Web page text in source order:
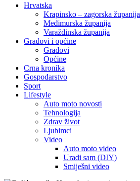
Hrvatska
Krapinsko – zagorska županija
Međimurska županija
Varaždinska županija
Gradovi i općine
Gradovi
Općine
Crna kronika
Gospodarstvo
Sport
Lifestyle
Auto moto novosti
Tehnologija
Zdrav život
Ljubimci
Video
Auto moto video
Uradi sam (DIY)
Smiješni video